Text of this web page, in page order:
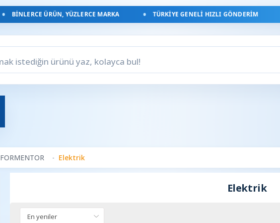
BINLERCE ÜRÜN, YÜZLERCE MARKA TÜRKIYE GENELI HIZLI GÖNDERIM
FORMENTOR Elektrik
Elektrik